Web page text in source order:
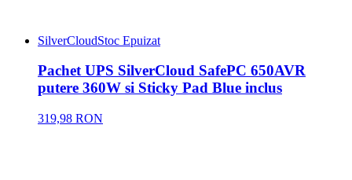
SilverCloudStoc Epuizat
Pachet UPS SilverCloud SafePC 650AVR
putere 360W si Sticky Pad Blue inclus
319,98 RON